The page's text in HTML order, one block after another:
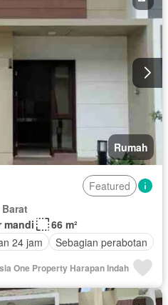
Rumah
Featured
mandi
66 m²
24 jam Sebagian perabotan
One Property Harapan Indah